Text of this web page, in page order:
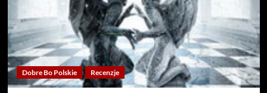
Dobre Bo Polskie Recenzje